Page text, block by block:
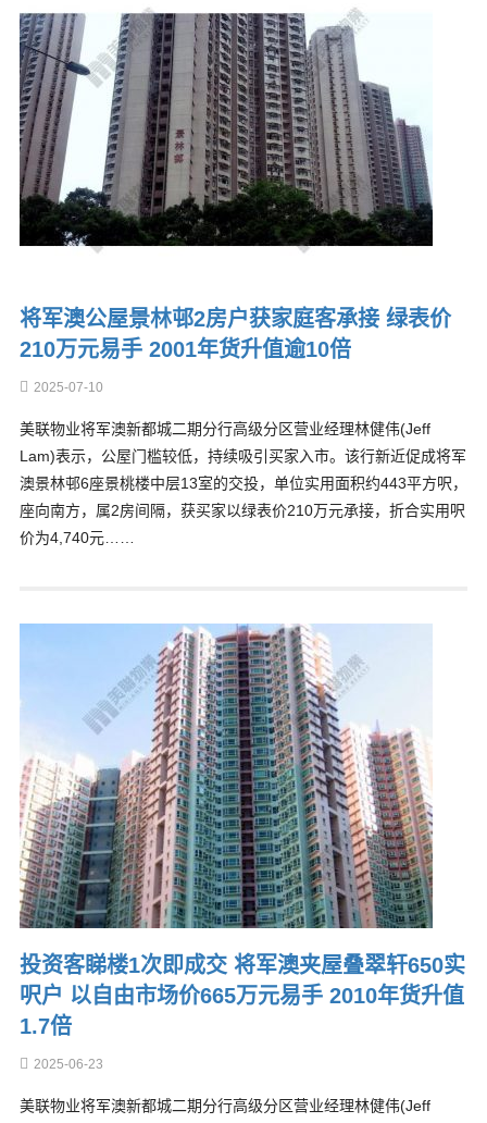
将军澳公屋景林邨2房户获家庭客承接 绿表价
210万元易手 2001年货升值逾10倍
2025-07-10
美联物业将军澳新都城二期分行高级分区营业经理林健伟(Jeff
Lam)表示，公屋门槛较低，持续吸引买家入市。该行新近促成将军
澳景林邨6座景桃楼中层13室的交投，单位实用面积约443平方呎，
座向南方，属2房间隔，获买家以绿表价210万元承接，折合实用呎
价为4,740元……
投资客睇楼1次即成交 将军澳夹屋叠翠轩650实
呎户 以自由市场价665万元易手 2010年货升值
1.7倍
2025-06-23
美联物业将军澳新都城二期分行高级分区营业经理林健伟(Jeff